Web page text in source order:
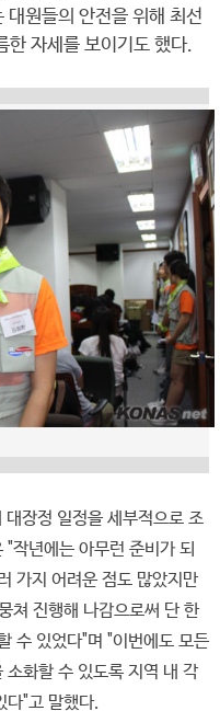
대원들의 안전을 위해 최선
한 자세를 보이기도 했다.
장정 일정을 세부적으로 조
작년에는 아무런 준비가 되
가지 어려운 점도 많았지만
쳐 진행해 나감으로써 단 한
수 있었다"며 "이번에도 모든
소화할 수 있도록 지역 내 각
다"고 말했다.